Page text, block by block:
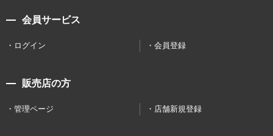
会員サービス
ログイン 会員登録
販売店の方
管理ページ 店舗新規登録